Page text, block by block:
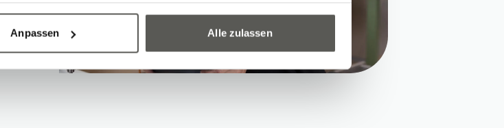
Anpassen Alle zulassen